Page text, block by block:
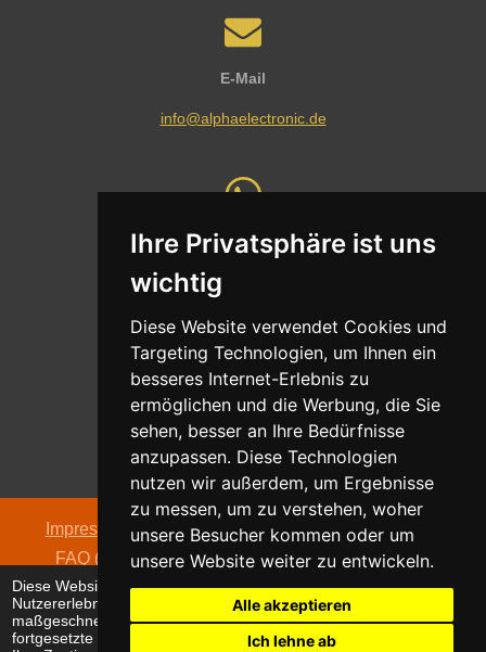
Diese Website verwendet Cookies, um Ihr
Nutzererlebnis zu verbessern und
maßgeschneiderte Anzeigen anzuzeigen. Die
fortgesetzte Nutzung dieser Website bestätigt
Ihre Privatsphäre ist uns
wichtig
Diese Website verwendet Cookies und
Targeting Technologien, um Ihnen ein
besseres Internet-Erlebnis zu
ermöglichen und die Werbung, die Sie
sehen, besser an Ihre Bedürfnisse
anzupassen. Diese Technologien
nutzen wir außerdem, um Ergebnisse
zu messen, um zu verstehen, woher
unsere Besucher kommen oder um
unsere Website weiter zu entwickeln.
Alle akzeptieren
Ich lehne ab
E-Mail
info@alphaelectronic.de
Whatsapp
Nachricht senden
Adresse
Oldentruper Straße 104
33604 Bielefeld
Impressum |Datenschutzerklärung|AGB|Kontakt
FAQ (häufig gestellte Fragen)|Hinweispflicht zur
Batterieentsorgung
© 2026 alpha electronic